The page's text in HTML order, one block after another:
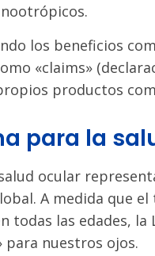
los beneficios
«claims»
productos
para la
ocular
A medida que
todas las edades, la
nuestros ojos.